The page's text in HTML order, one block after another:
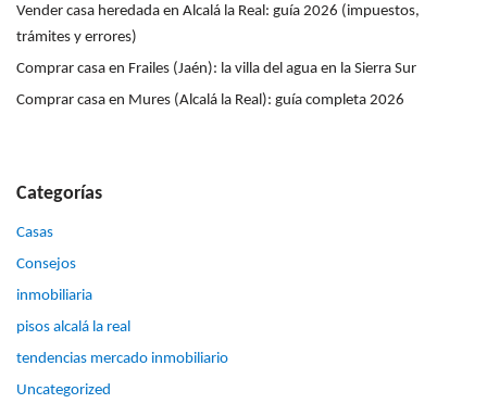
Vender casa heredada en Alcalá la Real: guía 2026 (impuestos,
trámites y errores)
Comprar casa en Frailes (Jaén): la villa del agua en la Sierra Sur
Comprar casa en Mures (Alcalá la Real): guía completa 2026
Categorías
Casas
Consejos
inmobiliaria
pisos alcalá la real
tendencias mercado inmobiliario
Uncategorized